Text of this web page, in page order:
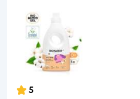
5